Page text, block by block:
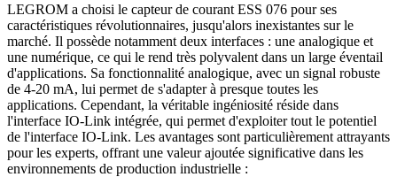
LEGROM a choisi le capteur de courant ESS 076 pour ses
caractéristiques révolutionnaires, jusqu'alors inexistantes sur le
marché. Il possède notamment deux interfaces : une analogique et
une numérique, ce qui le rend très polyvalent dans un large éventail
d'applications. Sa fonctionnalité analogique, avec un signal robuste
de 4-20 mA, lui permet de s'adapter à presque toutes les
applications. Cependant, la véritable ingéniosité réside dans
l'interface IO-Link intégrée, qui permet d'exploiter tout le potentiel
de l'interface IO-Link. Les avantages sont particulièrement attrayants
pour les experts, offrant une valeur ajoutée significative dans les
environnements de production industrielle :